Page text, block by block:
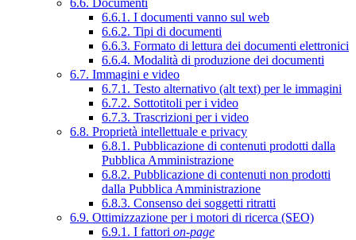
6.6.1. I documenti vanno sul web
6.6.2. Tipi di documenti
6.6.3. Formato di lettura dei documenti elettronici
6.6.4. Modalità di produzione dei documenti
6.7. Immagini e video
6.7.1. Testo alternativo (alt text) per le immagini
6.7.2. Sottotitoli per i video
6.7.3. Trascrizioni per i video
6.8. Proprietà intellettuale e privacy
6.8.1. Pubblicazione di contenuti prodotti dalla
Pubblica Amministrazione
6.8.2. Pubblicazione di contenuti non prodotti
dalla Pubblica Amministrazione
6.8.3. Consenso dei soggetti ritratti
6.9. Ottimizzazione per i motori di ricerca (SEO)
6.9.1. I fattori on-page